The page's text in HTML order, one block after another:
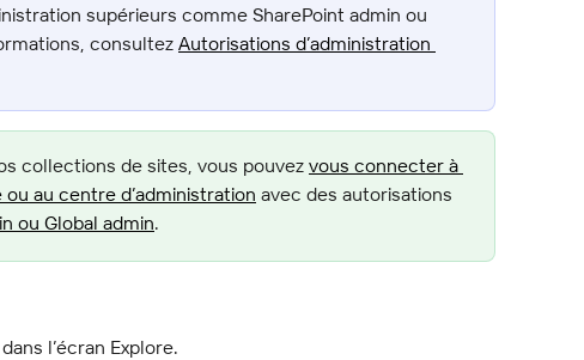
supérieurs comme SharePoint admin ou
consultez Autorisations d’administration
collections de sites, vous pouvez vous connecter à
au centre d’administration avec des autorisations
ou Global admin.
l’écran Explore.